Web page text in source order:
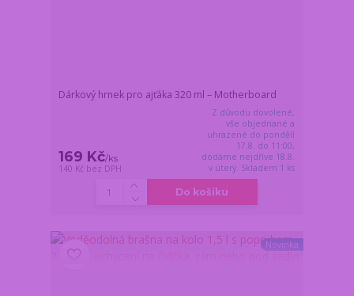
Dárkový hrnek pro ajťáka 320 ml – Motherboard
169 Kč/ks
140 Kč bez DPH
Z důvodu dovolené,
vše objednané a
uhrazené do pondělí
17.8. do 11:00,
dodáme nejdříve 18.8.
v úterý. Skladem 1 ks
Do košíku
Novinka